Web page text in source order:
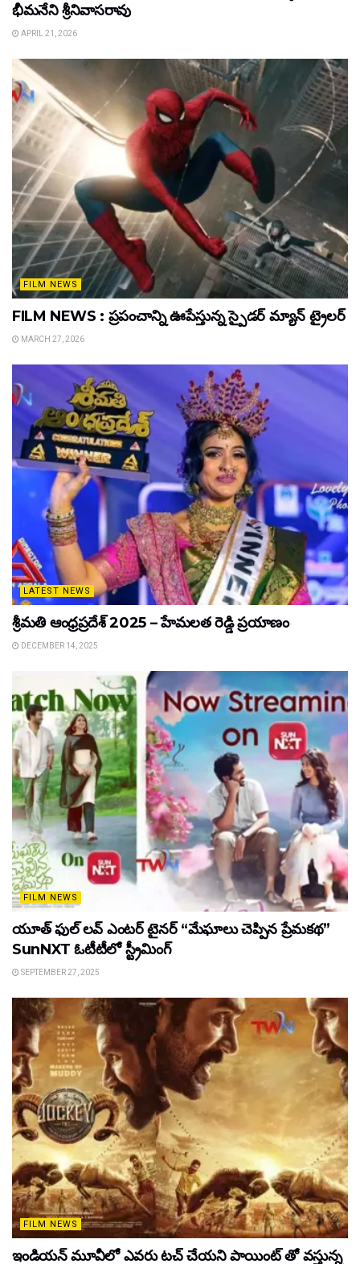
భీమనేని శ్రీనివాసరావు
APRIL 21, 2026
FILM NEWS
FILM NEWS : ప్రపంచాన్ని ఊపేస్తున్న స్పైడర్ మ్యాన్ ట్రైలర్
MARCH 27, 2026
LATEST NEWS
శ్రీమతి ఆంధ్రప్రదేశ్ 2025 – హేమలత రెడ్డి ప్రయాణం
DECEMBER 14, 2025
FILM NEWS
యూత్ ఫుల్ లవ్ ఎంటర్ టైనర్ “మేఘాలు చెప్పిన ప్రేమకథ”
SunNXT ఓటీటీలో స్ట్రీమింగ్
SEPTEMBER 27, 2025
FILM NEWS
ఇండియన్ మూవీలో ఎవరు టచ్ చేయని పాయింట్ తో వస్తున్న